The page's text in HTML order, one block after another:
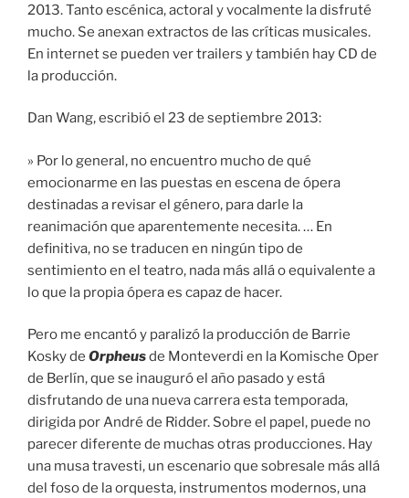
2013. Tanto escénica, actoral y vocalmente la disfruté
mucho. Se anexan extractos de las críticas musicales.
En internet se pueden ver trailers y también hay CD de
la producción.
Dan Wang, escribió el 23 de septiembre 2013:
» Por lo general, no encuentro mucho de qué
emocionarme en las puestas en escena de ópera
destinadas a revisar el género, para darle la
reanimación que aparentemente necesita. … En
definitiva, no se traducen en ningún tipo de
sentimiento en el teatro, nada más allá o equivalente a
lo que la propia ópera es capaz de hacer.
Pero me encantó y paralizó la producción de Barrie
Kosky de Orpheusde Monteverdi en la Komische Oper
de Berlín, que se inauguró el año pasado y está
disfrutando de una nueva carrera esta temporada,
dirigida por André de Ridder. Sobre el papel, puede no
parecer diferente de muchas otras producciones. Hay
una musa travesti, un escenario que sobresale más allá
del foso de la orquesta, instrumentos modernos, una